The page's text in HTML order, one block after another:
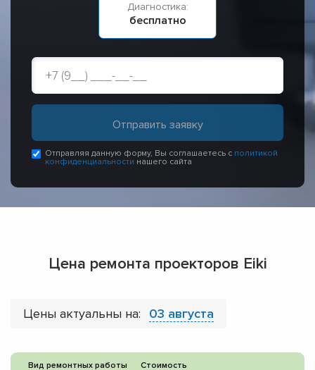
Диагностика:
бесплатно
Отправляя данную форму, Вы соглашаетесь с политикой
конфиденциальности нашего сайта
Цена ремонта проекторов Eiki
Цены актуальны на: 03 августа
Вид ремонтных работы Стоимость